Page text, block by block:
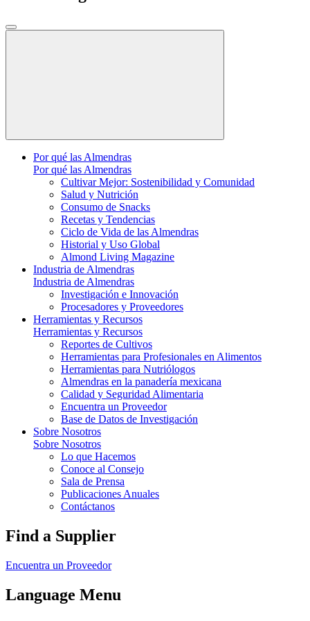
Por qué las Almendras
Por qué las Almendras
Cultivar Mejor: Sostenibilidad y Comunidad
Salud y Nutrición
Consumo de Snacks
Recetas y Tendencias
Ciclo de Vida de las Almendras
Historial y Uso Global
Almond Living Magazine
Industria de Almendras
Industria de Almendras
Investigación e Innovación
Procesadores y Proveedores
Herramientas y Recursos
Herramientas y Recursos
Reportes de Cultivos
Herramientas para Profesionales en Alimentos
Herramientas para Nutriólogos
Almendras en la panadería mexicana
Calidad y Seguridad Alimentaria
Encuentra un Proveedor
Base de Datos de Investigación
Sobre Nosotros
Sobre Nosotros
Lo que Hacemos
Conoce al Consejo
Sala de Prensa
Publicaciones Anuales
Contáctanos
Find a Supplier
Encuentra un Proveedor
Language Menu